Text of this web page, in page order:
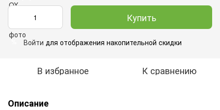
Купить
% Войти для отображения накопительной скидки
В избранное К сравнению
Описание